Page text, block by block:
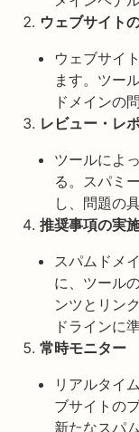
ウェブサイト
ウェブサイ
ます。ツー
ドメインの
レビュー・レ
ツールによ
る。スパミ
し、問題の
推奨事項の実
スパムドメ
に、ツール
ンツとリン
ドラインに
常時モニター
リアルタイ
ブサイトの
新たなスパ